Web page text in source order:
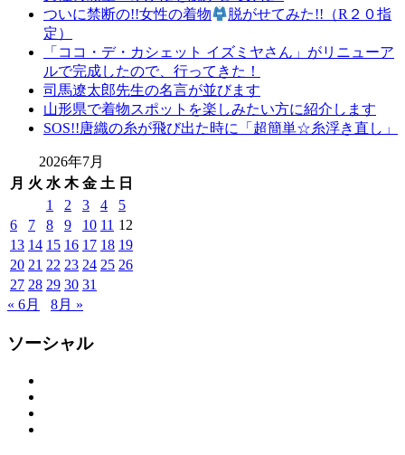
ン
ル
山
形
着
物
施
ついに禁断の!!女性の着物
脱がせてみた!!（R２０指
定）
「ココ・デ・カシェット イズミヤさん」がリニューア
ルで完成したので、行ってきた！
司馬遼太郎先生の名言が並びます
山形県で着物スポットを楽しみたい方に紹介します
SOS!!唐織の糸が飛び出た時に「超簡単☆糸浮き直し」
2026年7月
月 火 水 木 金 土 日
1
2 3 4
5
6
7 8 9 10 11 12
13 14 15 16 17 18 19
20 21 22 23 24 25 26
27 28 29 30 31
« 6月
8月 »
ソーシャル